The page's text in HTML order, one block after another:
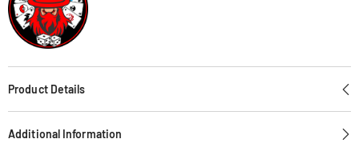
Product Details
Additional Information